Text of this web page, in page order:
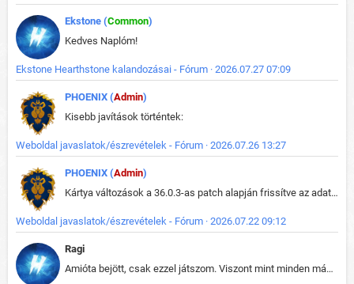
Ekstone (Common)
Kedves Naplóm!
Ekstone Hearthstone kalandozásai - Fórum · 2026.07.27 07:09
PHOENIX (Admin)
Kisebb javítások történtek:
Weboldal javaslatok/észrevételek - Fórum · 2026.07.26 13:27
PHOENIX (Admin)
Kártya változások a 36.0.3-as patch alapján frissítve az adatbázisban (képek is cserélve).
Weboldal javaslatok/észrevételek - Fórum · 2026.07.22 09:12
Ragi
Amióta bejött, csak ezzel játszom. Viszont mint minden más - akár az alapjáték is, ez is baromira összetett lett. Néha már pár kör után is esélytelen az egész. Vagy irreállisan túltápol valaki, vagy lelép a partner, vagy csak hülye mint a segg. És amikor eljönne az én időm, na akkor jön el mindenki másé is. Engem jobban érdekelne, hogy ki milyen ratingen szokott játszani. Na ez lenne egy érdekes adat.